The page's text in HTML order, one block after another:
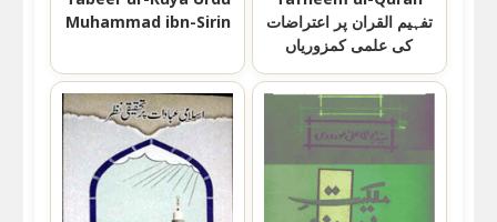
Muhammad ibn-Sirin
تفہیم القران پر اعتراضات
کی علمی کمزوریاں